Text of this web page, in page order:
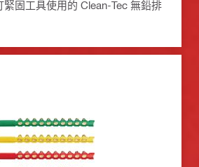
緊固工具使用的 Clean-Tec 無鉛排